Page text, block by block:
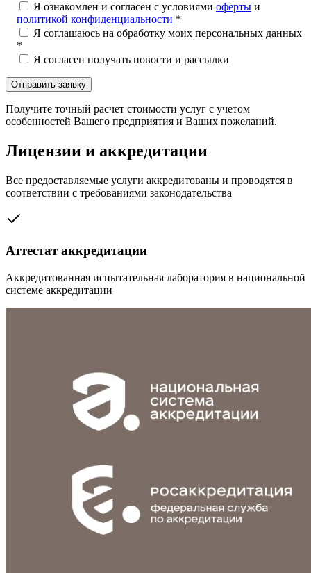
Я ознакомлен и согласен с условиями оферты и
политикой конфиденциальности *
Я соглашаюсь на обработку моих персональных данных
*
Я согласен получать новости и рассылки
Получите точный расчет стоимости услуг с учетом
особенностей Вашего предприятия и Ваших пожеланий.
Лицензии и аккредитации
Все предоставляемые услуги аккредитованы и проводятся в
соответствии с требованиями законодательства
Аттестат аккредитации
Аккредитованная испытательная лаборатория в национальной
системе аккредитации